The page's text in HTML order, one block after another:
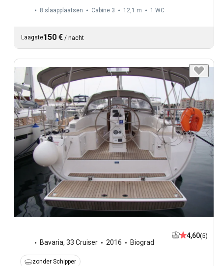
8 slaapplaatsen Cabine 3 12,1 m 1 WC
Laagste150 € / nacht
Bavaria, 33 Cruiser 2016 Biograd
4,60(5)
zonder Schipper